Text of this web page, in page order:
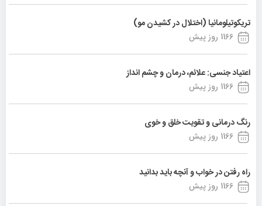
تریکوتیلومانیا (اختلال در کشیدن مو)
1166 روز پیش
اعتیاد جنسی: علائم، درمان و چشم انداز
1166 روز پیش
رنگ درمانی و تقویت خلق و خوی
1166 روز پیش
راه رفتن در خواب و آنچه باید بدانید
1166 روز پیش